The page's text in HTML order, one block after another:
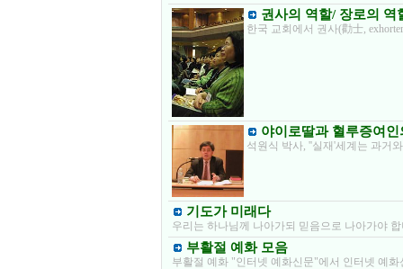
권사의 역할/ 장로의 역
한국 교회에서 권사(勸士,
야이로딸과 혈루증여
석원식 박사, ''실재'세계는 과거
기도가 미래다
우리는 하나님께 나아가되 믿음으로 나아가야
부활절 예화 모음
부활절 예화 "인터넷 예화신문"에서 인터넷 예화